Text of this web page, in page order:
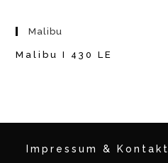
Malibu
Malibu I 430 LE
Impressum & Kontakt